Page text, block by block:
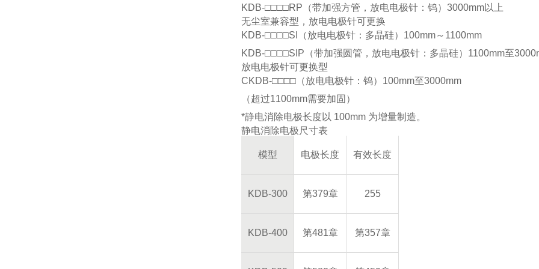
KDB-□□□□RP（带加强方管，放电电极针：钨）3000mm以上
无尘室兼容型，放电电极针可更换
KDB-□□□□SI（放电电极针：多晶硅）100mm～1100mm
KDB-□□□□SIP（带加强圆管，放电电极针：多晶硅）1100mm至
放电电极针可更换型
CKDB-□□□□（放电电极针：钨）100mm至3000mm
（超过1100mm需要加固）
*静电消除电极长度以 100mm 为增量制造。
静电消除电极尺寸表
模型 电极长度 有效长度
KDB-300 第379章 255
KDB-400 第481章 第357章